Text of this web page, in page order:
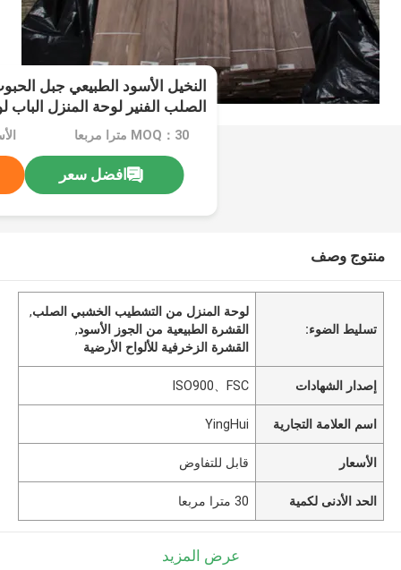
النخيل الأسود الطبيعي جبل
الصلب الفنير لوحة المنزل الباب
لوحة الزخرف
MOQ：30 مترا مربعا
افضل سعر
منتوج وصف
تسليط الضوء:
لوحة المنزل من التشطيب الخشبي الصلب,
القشرة الطبيعية من الجوز الأسود,
القشرة الزخرفية للألواح الأرضية
إصدار الشهادات ISO900、FSC
اسم العلامة التجارية YingHui
الأسعار قابل للتفاوض
الحد الأدنى لكمية 30 مترا مربعا
عرض المزيد